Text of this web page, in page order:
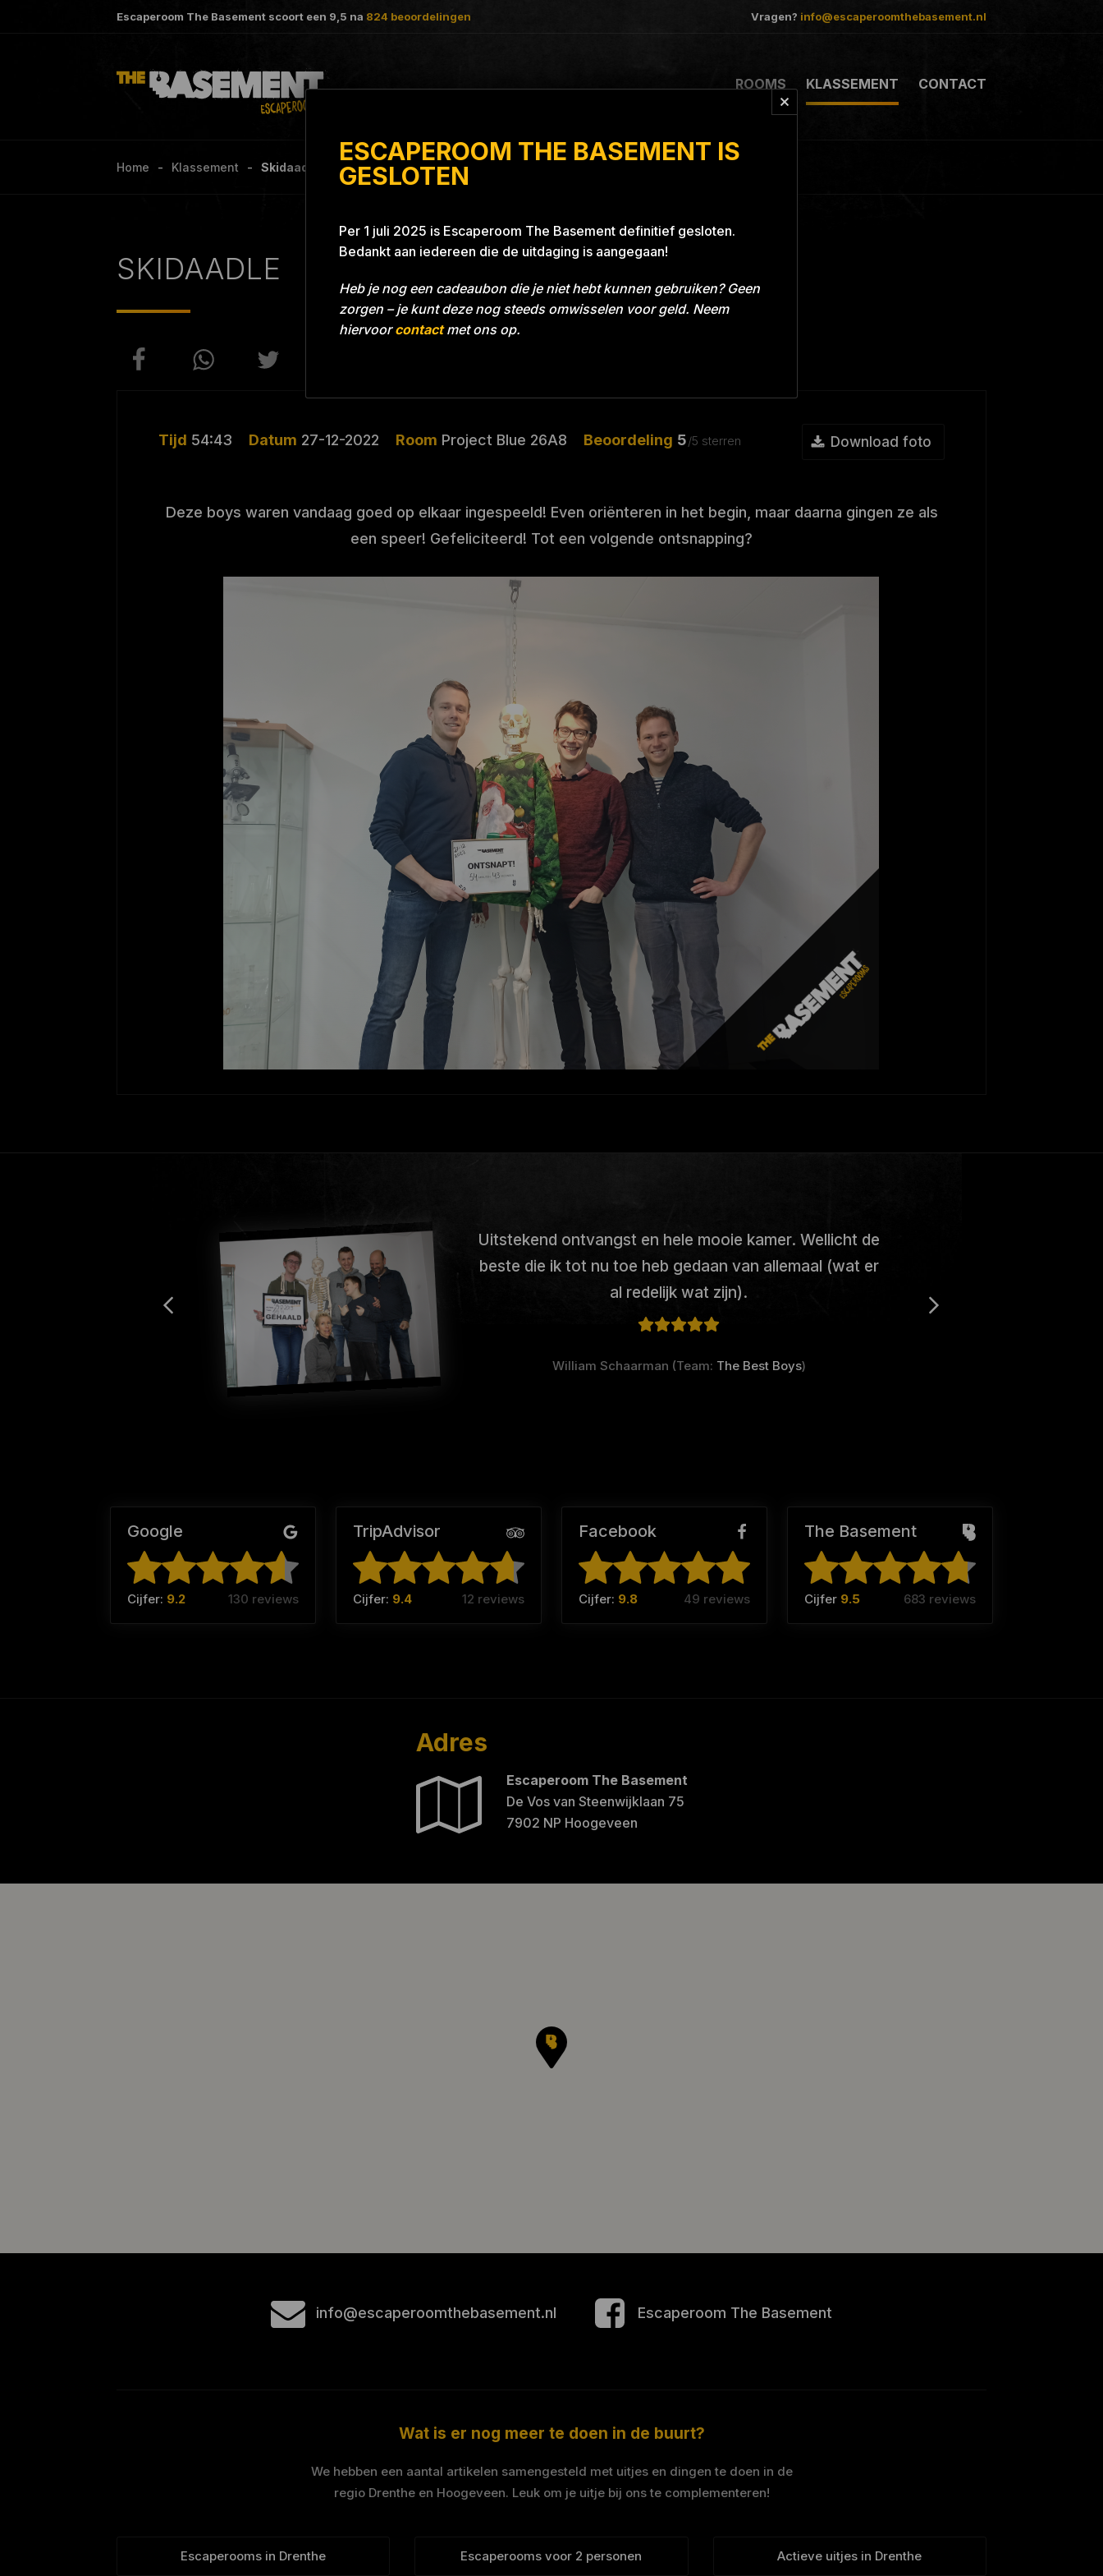
ESCAPEROOM THE BASEMENT IS
GESLOTEN
Per 1 juli 2025 is Escaperoom The Basement definitief gesloten.
Bedankt aan iedereen die de uitdaging is aangegaan!
Heb je nog een cadeaubon die je niet hebt kunnen gebruiken? Geen
zorgen – je kunt deze nog steeds omwisselen voor geld. Neem
hiervoorcontactmet ons op.
Escaperoom The Basement scoort een 9,5 na 824 beoordelingen Vragen? info@escaperoomthebasement.nl
ROOMS KLASSEMENT CONTACT
Home Klassement Skidaadle Project Blue 26A8
SKIDAADLE
Tijd 54:43 Datum 27-12-2022 Room Project Blue 26A8 Beoordeling 5/5 sterren Download foto
Deze boys waren vandaag goed op elkaar ingespeeld! Even oriënteren in het begin, maar daarna gingen ze als
een speer! Gefeliciteerd! Tot een volgende ontsnapping?
Uitstekend ontvangst en hele mooie kamer. Wellicht de
beste die ik tot nu toe heb gedaan van allemaal (wat er
al redelijk wat zijn).
William Schaarman (Team: The Best Boys)
Google
Cijfer: 9.2 130 reviews
TripAdvisor
Cijfer: 9.4 12 reviews
Facebook
Cijfer: 9.8 49 reviews
The Basement
Cijfer 9.5 683 reviews
Adres
Escaperoom The Basement
De Vos van Steenwijklaan 75
7902 NP Hoogeveen
info@escaperoomthebasement.nl Escaperoom The Basement
Wat is er nog meer te doen in de buurt?
We hebben een aantal artikelen samengesteld met uitjes en dingen te doen in de
regio Drenthe en Hoogeveen. Leuk om je uitje bij ons te complementeren!
Escaperooms in Drenthe Escaperooms voor 2 personen Actieve uitjes in Drenthe